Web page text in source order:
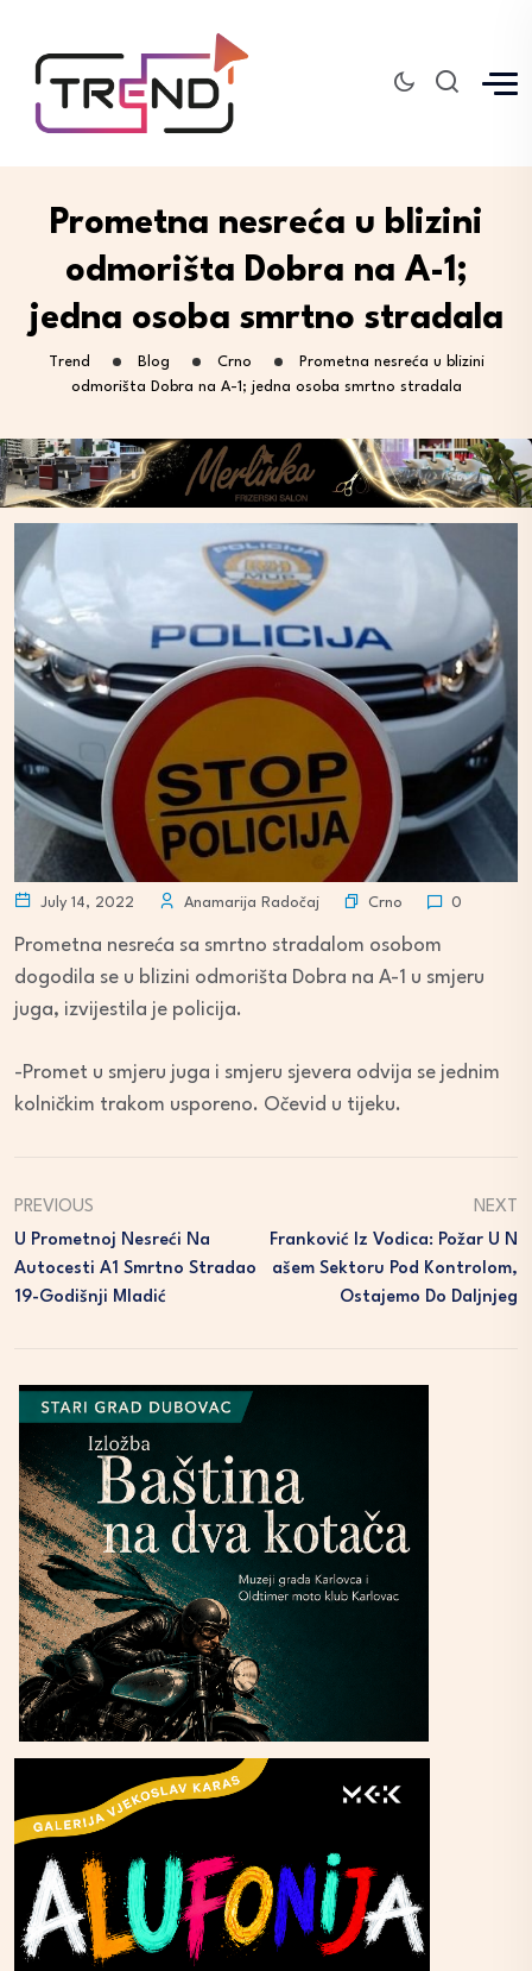
Prometna nesreća u blizini
odmorišta Dobra na A-1;
jedna osoba smrtno stradala
Trend Blog Crno
Prometna nesreća u blizini
odmorišta Dobra na A-1; jedna osoba smrtno stradala
July 14, 2022 Anamarija Radočaj Crno 0
Prometna nesreća sa smrtno stradalom osobom
dogodila se u blizini odmorišta Dobra na A-1 u smjeru
juga, izvijestila je policija.
-Promet u smjeru juga i smjeru sjevera odvija se jednim
kolničkim trakom usporeno. Očevid u tijeku.
PREVIOUS
U Prometnoj Nesreći Na
Autocesti A1 Smrtno Stradao
19-Godišnji Mladić
NEXT
Franković Iz Vodica: Požar U N
Ašem Sektoru Pod Kontrolom,
Ostajemo Do Daljnjeg